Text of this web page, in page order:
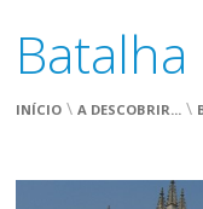
Batalha
INÍCIO \ A DESCOBRIR... \